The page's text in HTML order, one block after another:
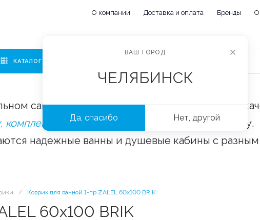
О компании Доставка и оплата Бренды
КАТАЛОГ
сайте «Сантехорбита» вы можете купить
комплектующие и аксессуары
оптом и в розницу.
надежные ванны и душевые кабины с
/ Коврик для ванной 1-пр ZALEL 60x100 BRIK
60x100 BRIK
ВАШ ГОРОД
ЧЕЛЯБИНСК
Да, спасибо Нет, другой